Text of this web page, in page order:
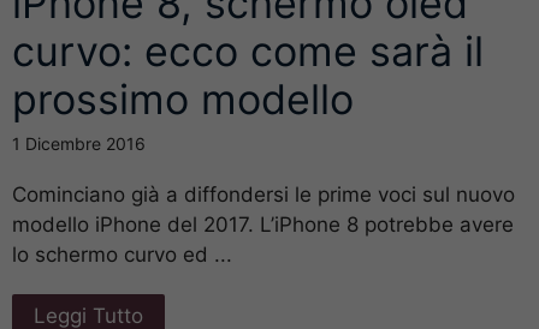
curvo: ecco come sarà il
prossimo modello
1 Dicembre 2016
Cominciano già a diffondersi le prime voci sul nuovo
modello iPhone del 2017. L’iPhone 8 potrebbe avere
lo schermo curvo ed ...
Leggi Tutto